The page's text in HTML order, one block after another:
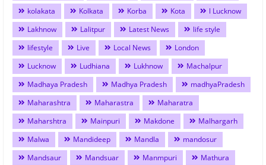
kolakata
Kolkata Korba Kota
l Lucknow
Lakhnow
Lalitpur Latest News
life style
lifestyle
Live Local News
London
Lucknow
Ludhiana Lukhnow
Machalpur
Madhaya Pradesh
Madhya Pradesh
madhyaPradesh
Maharashtra
Maharastra
Maharatra
Maharshtra
Mainpuri Makdone
Malhargarh
Malwa
Mandideep Mandla
mandosur
Mandsaur
Mandsuar Manmpuri
Mathura